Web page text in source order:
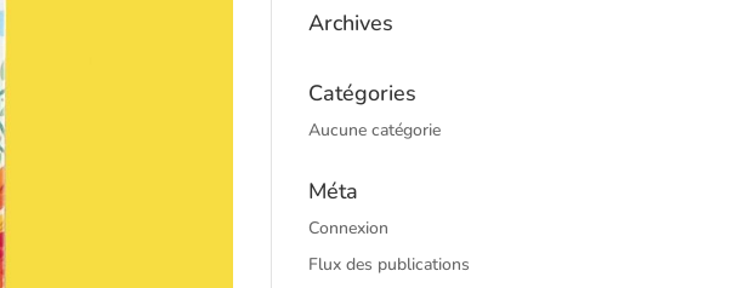
Archives
Catégories
Aucune catégorie
Méta
Connexion
Flux des publications